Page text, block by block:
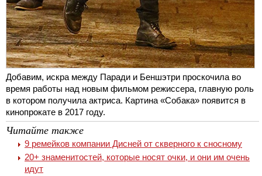
Добавим, искра между Паради и Беншэтри проскочила во
время работы над новым фильмом режиссера, главную роль
в котором получила актриса. Картина «Собака» появится в
кинопрокате в 2017 году.
Читайте также
9 ремейков компании Дисней от скверного к сносному
20+ знаменитостей, которые носят очки, и они им очень
идут